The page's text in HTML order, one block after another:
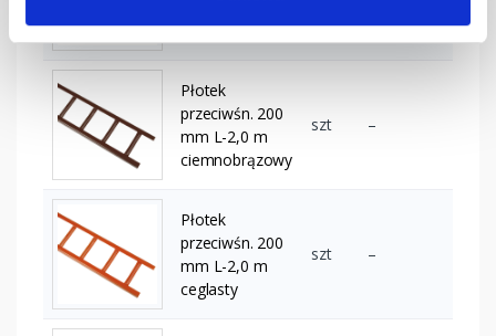
mm L-2,0 m
brązowy
Płotek
przeciwśn. 200
mm L-2,0 m
ciemnobrązowy
szt –
Płotek
przeciwśn. 200
mm L-2,0 m
ceglasty
szt –